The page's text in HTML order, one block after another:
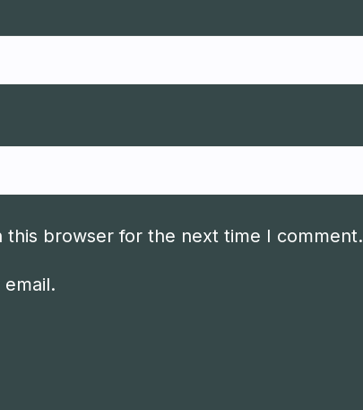
this browser for the next time I comment.